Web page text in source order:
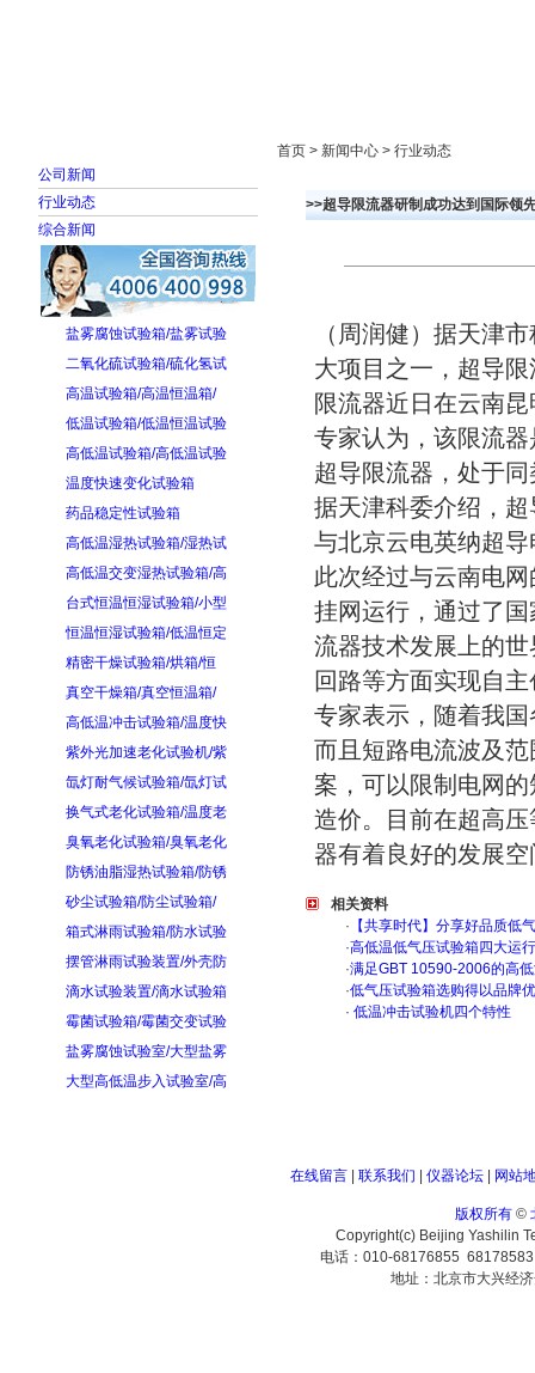
公司新闻
行业动态
综合新闻
盐雾腐蚀试验箱/盐雾试验
二氧化硫试验箱/硫化氢试
高温试验箱/高温恒温箱/
低温试验箱/低温恒温试验
高低温试验箱/高低温试验
温度快速变化试验箱
药品稳定性试验箱
高低温湿热试验箱/湿热试
高低温交变湿热试验箱/高
台式恒温恒湿试验箱/小型
恒温恒湿试验箱/低温恒定
精密干燥试验箱/烘箱/恒
真空干燥箱/真空恒温箱/
高低温冲击试验箱/温度快
紫外光加速老化试验机/紫
氙灯耐气候试验箱/氙灯试
换气式老化试验箱/温度老
臭氧老化试验箱/臭氧老化
防锈油脂湿热试验箱/防锈
砂尘试验箱/防尘试验箱/
箱式淋雨试验箱/防水试验
摆管淋雨试验装置/外壳防
滴水试验装置/滴水试验箱
霉菌试验箱/霉菌交变试验
盐雾腐蚀试验室/大型盐雾
大型高低温步入试验室/高
首页 > 新闻中心 > 行业动态
>>超导限流器研制成功达到国际领
（周润健）据天津
大项目之一，超导
限流器近日在云南
专家认为，该限流
超导限流器，处于
据天津科委介绍，
与北京云电英纳超
此次经过与云南电
挂网运行，通过了
流器技术发展上的
回路等方面实现自
专家表示，随着我
而且短路电流波及
案，可以限制电网
造价。目前在超高
器有着良好的发展空
相关资料
· 【共享时代】分享好品质低
·高低温低气压试验箱四大运
·满足GBT 10590-2006的高
·低气压试验箱选购得以品牌
· 低温冲击试验机四个特性
在线留言| 联系我们 仪器论坛| 网站
版权所有©
Copyright(c) Beijing Yashilin
电话：010-68176855
地址：北京市大兴经